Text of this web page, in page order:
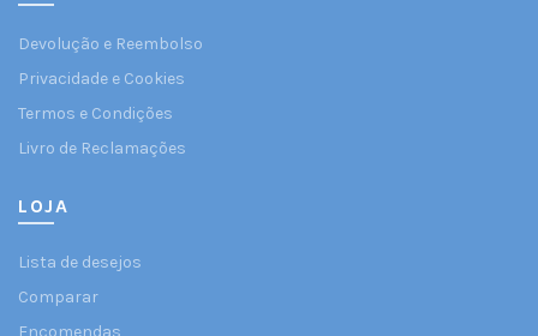
Devolução e Reembolso
Privacidade e Cookies
Termos e Condições
Livro de Reclamações
LOJA
Lista de desejos
Comparar
Encomendas